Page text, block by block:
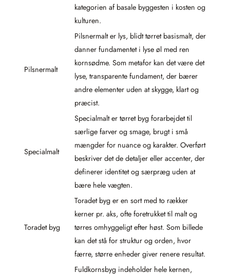
kategorien af basale byggesten i kosten og
kulturen.
Pilsnermalt
Pilsnermalt er lys, blidt tørret basismalt, der
danner fundamentet i lyse øl med ren
kornsødme. Som metafor kan det være det
lyse, transparente fundament, der bærer
andre elementer uden at skygge, klart og
præcist.
Specialmalt
Specialmalt er tørret byg forarbejdet til
særlige farver og smage, brugt i små
mængder for nuance og karakter. Overført
beskriver det de detaljer eller accenter, der
definerer identitet og særpræg uden at
bære hele vægten.
Toradet byg
Toradet byg er en sort med to rækker
kerner pr. aks, ofte foretrukket til malt og
tørres omhyggeligt efter høst. Som billede
kan det stå for struktur og orden, hvor
færre, større enheder giver renere resultat.
Fuldkornsbyg indeholder hele kernen,